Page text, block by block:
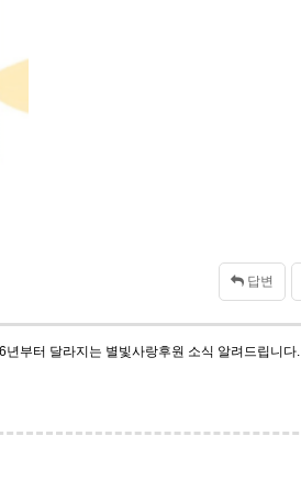
답변
년부터 달라지는 별빛사랑후원 소식 알려드립니다.